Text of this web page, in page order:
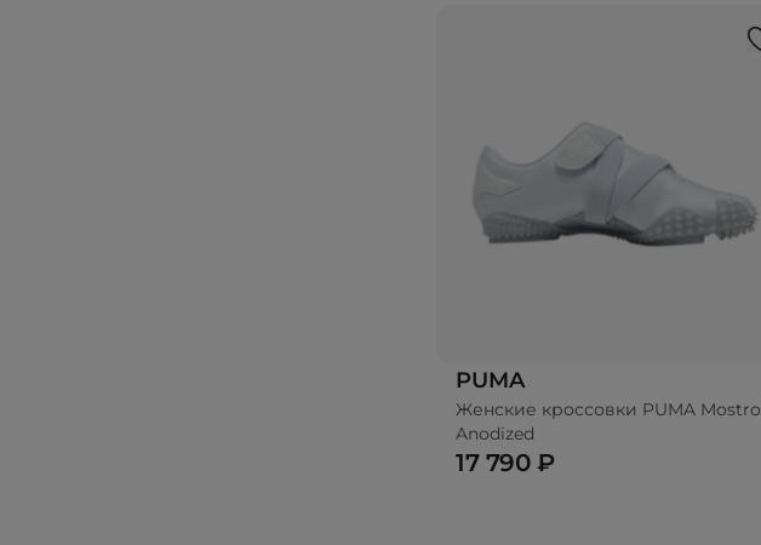
PUMA
Женские кроссовки PUMA Mostro
Anodized
17 790 ₽